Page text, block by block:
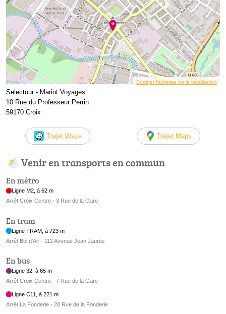
Corriger l’adresse ou la localisation
Selectour - Mariot Voyages
10 Rue du Professeur Perrin
59170 Croix
Trajet Waze Trajet Maps
Venir en transports en commun
En métro
Ligne M2, à 62 m
Arrêt Croix Centre - 3 Rue de la Gare
En tram
Ligne TRAM, à 723 m
Arrêt Bol d'Air - 112 Avenue Jean Jaurès
En bus
Ligne 32, à 65 m
Arrêt Croix Centre - 7 Rue de la Gare
Ligne C11, à 221 m
Arrêt La Fonderie - 28 Rue de la Fonderie